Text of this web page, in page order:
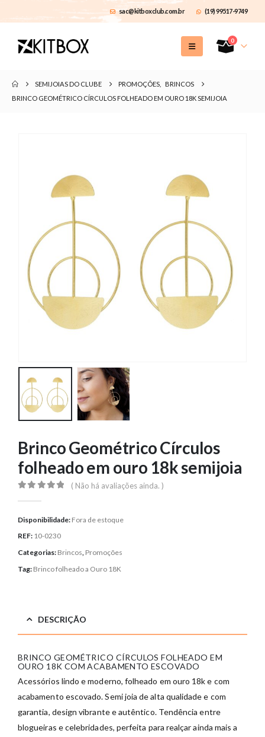
sac@kitboxclub.com.br (19) 99517-9749
0
SEMIJOIAS DO CLUBE PROMOÇÕES
BRINCOS
BRINCO GEOMÉTRICO CÍRCULOS FOLHEADO EM OURO 18K SEMIJOIA
Brinco Geométrico Círculos
folheado em ouro 18k semijoia
( Não há avaliações ainda. )
Disponibilidade: Fora de estoque
REF: 10-0230
Categorias: Brincos, Promoções
Tag: Brinco folheado a Ouro 18K
DESCRIÇÃO
BRINCO GEOMÉTRICO CÍRCULOS FOLHEADO EM
OURO 18K COM ACABAMENTO ESCOVADO
Acessórios lindo e moderno, folheado em ouro 18k e com
acabamento escovado. Semi joia de alta qualidade e com
garantia, design vibrante e autêntico. Tendência entre
blogueiras e celebridades, perfeita para realçar ainda mais a